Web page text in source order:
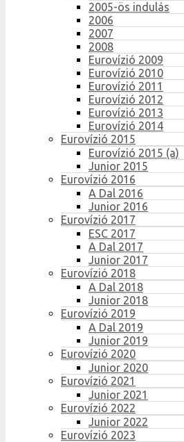
2005-ös indulás
2006
2007
2008
Eurovízió 2009
Eurovízió 2010
Eurovízió 2011
Eurovízió 2012
Eurovízió 2013
Eurovízió 2014
Eurovízió 2015
Eurovízió 2015 (a)
Junior 2015
Eurovízió 2016
A Dal 2016
Junior 2016
Eurovízió 2017
ESC 2017
A Dal 2017
Junior 2017
Eurovízió 2018
A Dal 2018
Junior 2018
Eurovízió 2019
A Dal 2019
Junior 2019
Eurovízió 2020
Junior 2020
Eurovízió 2021
Junior 2021
Eurovízió 2022
Junior 2022
Eurovízió 2023